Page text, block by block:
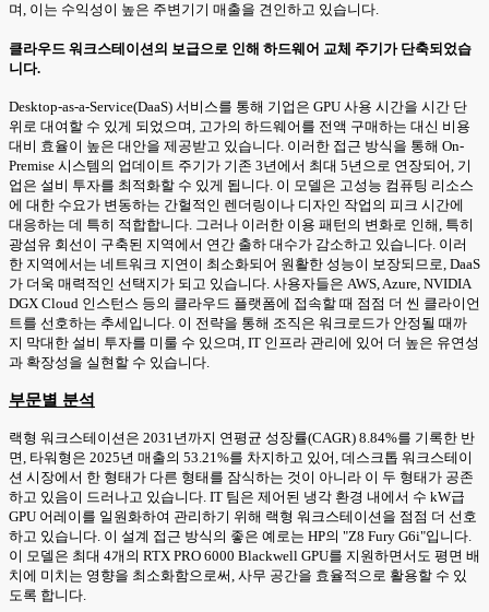
며, 이는 수익성이 높은 주변기기 매출을 견인하고 있습니다.
클라우드 워크스테이션의 보급으로 인해 하드웨어 교체 주기가 단축되었습
니다.
Desktop-as-a-Service(DaaS) 서비스를 통해 기업은 GPU 사용 시간을 시간 단
위로 대여할 수 있게 되었으며, 고가의 하드웨어를 전액 구매하는 대신 비용
대비 효율이 높은 대안을 제공받고 있습니다. 이러한 접근 방식을 통해 On-
Premise 시스템의 업데이트 주기가 기존 3년에서 최대 5년으로 연장되어, 기
업은 설비 투자를 최적화할 수 있게 됩니다. 이 모델은 고성능 컴퓨팅 리소스
에 대한 수요가 변동하는 간헐적인 렌더링이나 디자인 작업의 피크 시간에
대응하는 데 특히 적합합니다. 그러나 이러한 이용 패턴의 변화로 인해, 특히
광섬유 회선이 구축된 지역에서 연간 출하 대수가 감소하고 있습니다. 이러
한 지역에서는 네트워크 지연이 최소화되어 원활한 성능이 보장되므로, DaaS
가 더욱 매력적인 선택지가 되고 있습니다. 사용자들은 AWS, Azure, NVIDIA
DGX Cloud 인스턴스 등의 클라우드 플랫폼에 접속할 때 점점 더 씬 클라이언
트를 선호하는 추세입니다. 이 전략을 통해 조직은 워크로드가 안정될 때까
지 막대한 설비 투자를 미룰 수 있으며, IT 인프라 관리에 있어 더 높은 유연성
과 확장성을 실현할 수 있습니다.
부문별 분석
랙형 워크스테이션은 2031년까지 연평균 성장률(CAGR) 8.84%를 기록한 반
면, 타워형은 2025년 매출의 53.21%를 차지하고 있어, 데스크톱 워크스테이
션 시장에서 한 형태가 다른 형태를 잠식하는 것이 아니라 이 두 형태가 공존
하고 있음이 드러나고 있습니다. IT 팀은 제어된 냉각 환경 내에서 수 kW급
GPU 어레이를 일원화하여 관리하기 위해 랙형 워크스테이션을 점점 더 선호
하고 있습니다. 이 설계 접근 방식의 좋은 예로는 HP의 "Z8 Fury G6i"입니다.
이 모델은 최대 4개의 RTX PRO 6000 Blackwell GPU를 지원하면서도 평면 배
치에 미치는 영향을 최소화함으로써, 사무 공간을 효율적으로 활용할 수 있
도록 합니다.